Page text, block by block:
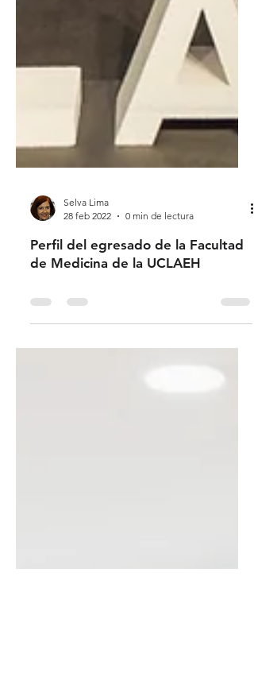
Selva Lima
28 feb 2022
0 min de lectura
Perfil del egresado de la Facultad
de Medicina de la UCLAEH